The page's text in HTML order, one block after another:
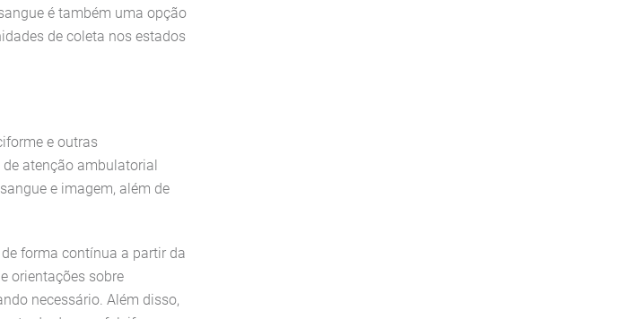
é também uma opção
de coleta nos estados
e outras
de atenção ambulatorial
e imagem, além de
forma contínua a partir da
orientações sobre
necessário. Além disso,